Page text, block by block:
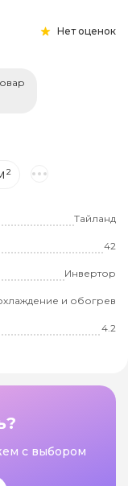
Нет оценок
Тайланд
42
Инвертор
и обогрев
4.2
с выбором